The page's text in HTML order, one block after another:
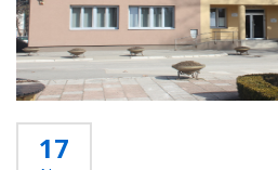
17